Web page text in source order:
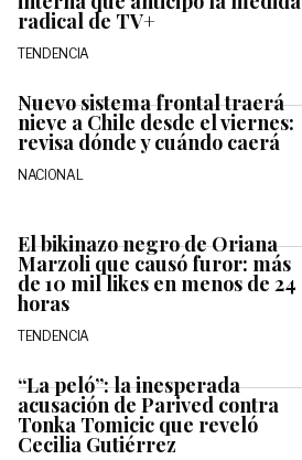
radical de TV+
TENDENCIA
Nuevo sistema frontal traerá
nieve a Chile desde el viernes:
revisa dónde y cuándo caerá
NACIONAL
El bikinazo negro de Oriana
Marzoli que causó furor: más
de 10 mil likes en menos de 24
horas
TENDENCIA
“La peló”: la inesperada
acusación de Parived contra
Tonka Tomicic que reveló
Cecilia Gutiérrez